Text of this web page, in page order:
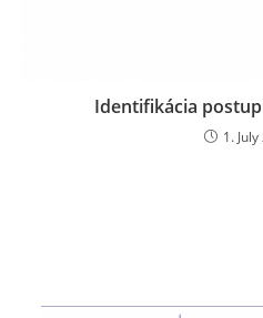
Identifikácia
1.